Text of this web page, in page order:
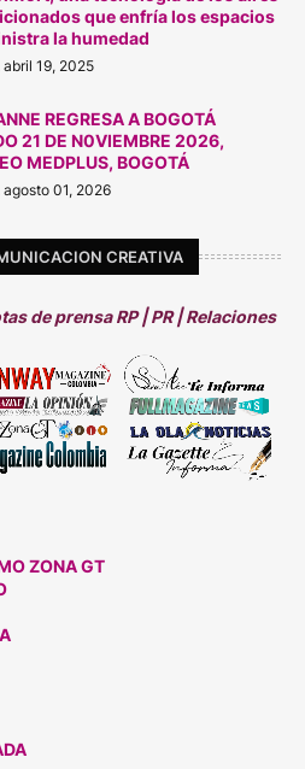
que enfría los espacios
la humedad
abril 19, 2025
REGRESA A BOGOTÁ
21 DE N0VIEMBRE 2026,
MEDPLUS, BOGOTÁ
agosto 01, 2026
CREATIVA
de prensa RP | PR | Relaciones
ZONA GT